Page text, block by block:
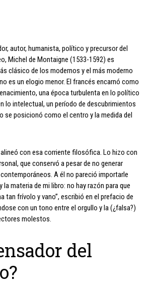
autor, humanista, político y precursor del
Michel de Montaigne (1533-1592) es
clásico de los modernos y el más moderno
es un elogio menor. El francés encarnó como
una época turbulenta en lo político
lo intelectual, un período de descubrimientos
se posicionó como el centro y la medida del
con esa corriente filosófica. Lo hizo con
que conservó a pesar de no generar
A él no pareció importarle
la materia de mi libro: no hay razón para que
tan frívolo y vano”, escribió en el prefacio de
con un tono entre el orgullo y la (¿falsa?)
molestos.
del